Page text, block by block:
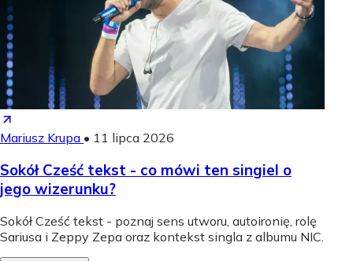
Mariusz Krupa • 11 lipca 2026
Sokół Cześć tekst - co mówi ten singiel o
jego wizerunku?
Sokół Cześć tekst - poznaj sens utworu, autoironię, rolę
Sariusa i Zeppy Zepa oraz kontekst singla z albumu NIC.